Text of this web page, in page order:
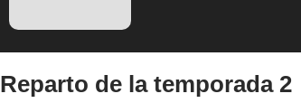
Reparto de la temporada 2